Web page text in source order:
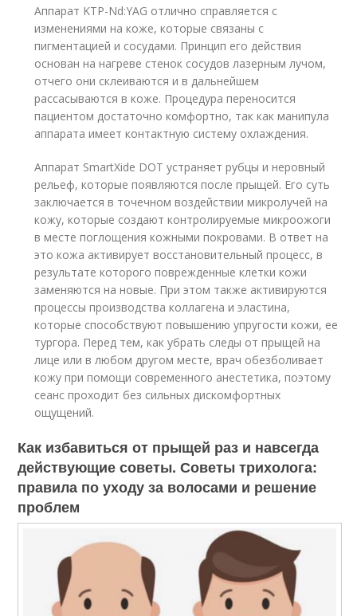
Аппарат KTP-Nd:YAG отлично справляется с
изменениями на коже, которые связаны с
пигментацией и сосудами. Принцип его действия
основан на нагреве стенок сосудов лазерным лучом,
отчего они склеиваются и в дальнейшем
рассасываются в коже. Процедура переносится
пациентом достаточно комфортно, так как манипула
аппарата имеет контактную систему охлаждения.
Аппарат SmartXide DOT устраняет рубцы и неровный
рельеф, которые появляются после прыщей. Его суть
заключается в точечном воздействии микролучей на
кожу, которые создают контролируемые микроожоги
в месте поглощения кожными покровами. В ответ на
это кожа активирует восстановительный процесс, в
результате которого поврежденные клетки кожи
заменяются на новые. При этом также активируются
процессы производства коллагена и эластина,
которые способствуют повышению упругости кожи, ее
тургора. Перед тем, как убрать следы от прыщей на
лице или в любом другом месте, врач обезболивает
кожу при помощи современного анестетика, поэтому
сеанс проходит без сильных дискомфортных
ощущений.
Как избавиться от прыщей раз и навсегда
действующие советы. Советы трихолога:
правила по уходу за волосами и решение
проблем